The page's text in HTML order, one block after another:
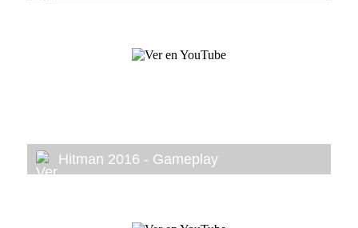
Hitman 2016 - Gameplay